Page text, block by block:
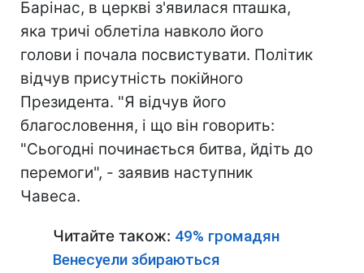
Барінас, в церкві з'явилася пташка,
яка тричі облетіла навколо його
голови і почала посвистувати. Політик
відчув присутність покійного
Президента. "Я відчув його
благословення, і що він говорить:
"Сьогодні починається битва, йдіть до
перемоги", - заявив наступник
Чавеса.
Читайте також: 49% громадян
Венесуели збираються